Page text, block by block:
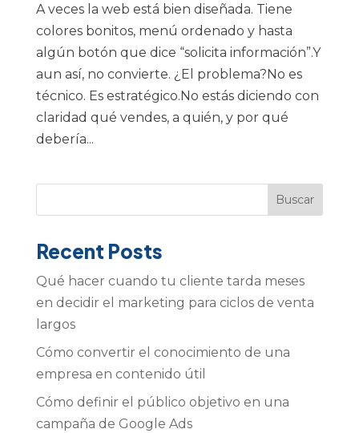
A veces la web está bien diseñada. Tiene
colores bonitos, menú ordenado y hasta
algún botón que dice “solicita información”.Y
aun así, no convierte. ¿El problema?No es
técnico. Es estratégico.No estás diciendo con
claridad qué vendes, a quién, y por qué
debería...
Buscar
Recent Posts
Qué hacer cuando tu cliente tarda meses
en decidir el marketing para ciclos de venta
largos
Cómo convertir el conocimiento de una
empresa en contenido útil
Cómo definir el público objetivo en una
campaña de Google Ads